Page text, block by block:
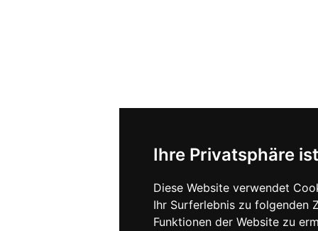
Ihre Privatsphäre
Diese Website verwendet
Ihr Surferlebnis zu folgenden
Funktionen der Website zu